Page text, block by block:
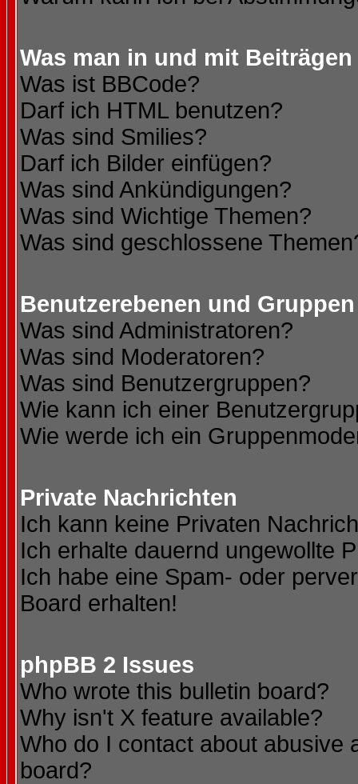
Was man in und mit
Was ist BBCode?
Darf ich HTML benutzen?
Was sind Smilies?
Darf ich Bilder einfügen?
Was sind Ankündigungen?
Was sind Wichtige Themen?
Was sind geschlossene
Benutzerebenen und Gruppen
Was sind Administratoren?
Was sind Moderatoren?
Was sind Benutzergruppen?
Wie kann ich einer
Wie werde ich ein
Private Nachrichten
Ich kann keine Privaten
Ich erhalte dauernd ungewollte
Ich habe eine Spam- oder
Board erhalten!
phpBB 2 Issues
Who wrote this bulletin board?
Why isn't X feature available?
Who do I contact about abusive
board?